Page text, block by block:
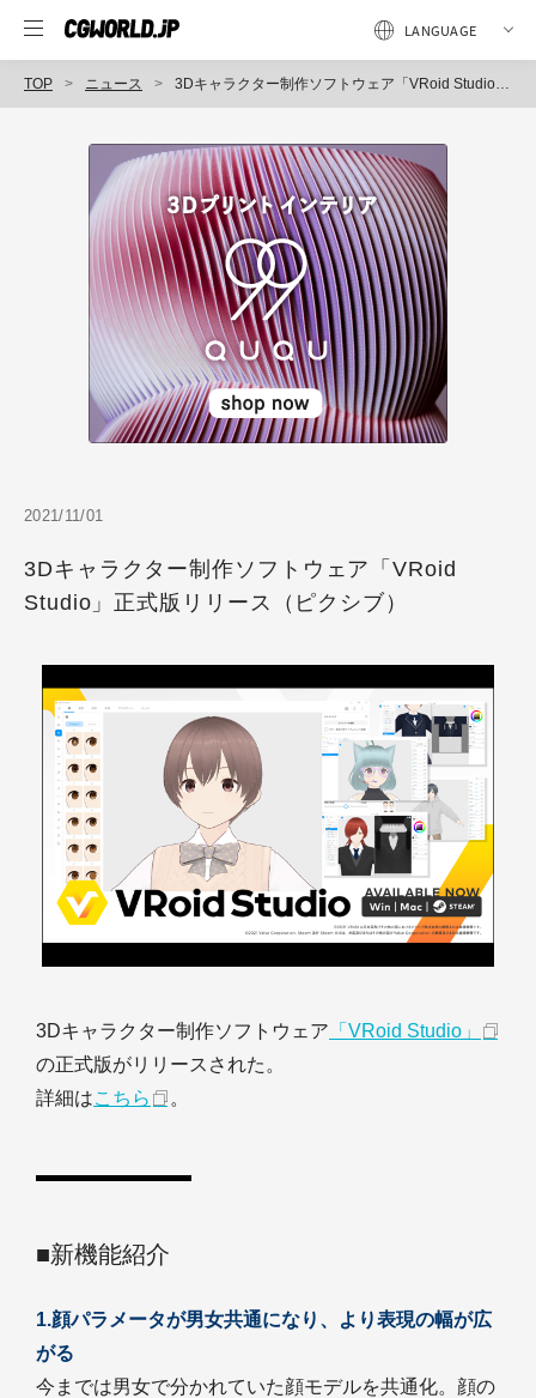
TOP ニュース 3Dキャラクター制作ソフトウェア「VRoid Studio」正式版リリース（ピクシブ）
2021/11/01
3Dキャラクター制作ソフトウェア「VRoid
Studio」正式版リリース（ピクシブ）
3Dキャラクター制作ソフトウェア 「VRoid Studio」
の正式版がリリースされた。
詳細はこちら 。
■新機能紹介
1.顔パラメータが男女共通になり、より表現の幅が広
がる
今までは男女で分かれていた顔モデルを共通化。顔の